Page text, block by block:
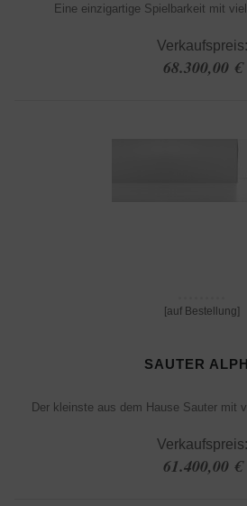
Eine einzigartige Spielbarkeit mit viel
Verkaufspreis:
68.300,00 €
[auf Bestellung]
SAUTER
Der kleinste aus dem Hause Sauter mit
Verkaufspreis:
61.400,00 €